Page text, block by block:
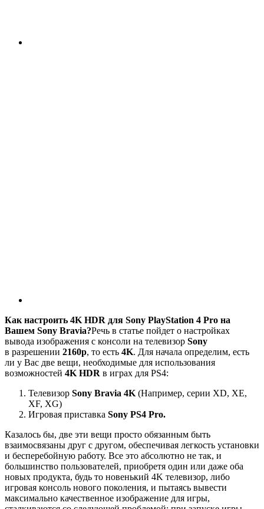
Как настроить 4K HDR для Sony PlayStation 4 Pro на
Вашем Sony Bravia?Речь в статье пойдет о настройках
вывода изображения с консоли на телевизор Sony
в разрешении 2160p, то есть 4K. Для начала определим, есть
ли у Вас две вещи, необходимые для использования
возможностей 4K HDR в играх для PS4:
Телевизор Sony Bravia 4K (Например, серии XD, XE,
XF, XG)
Игровая приставка Sony PS4 Pro.
Казалось бы, две эти вещи просто обязанным быть
взаимосвязаны друг с другом, обеспечивая легкость установки
и бесперебойную работу. Все это абсолютно не так, и
большинство пользователей, приобретя один или даже оба
новых продукта, будь то новенький 4K телевизор, либо
игровая консоль нового поколения, и пытаясь вывести
максимально качественное изображение для игры,